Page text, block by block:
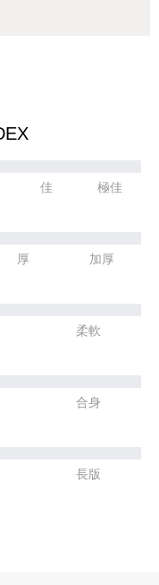
佳 極佳
厚 加厚
柔軟
合身
長版